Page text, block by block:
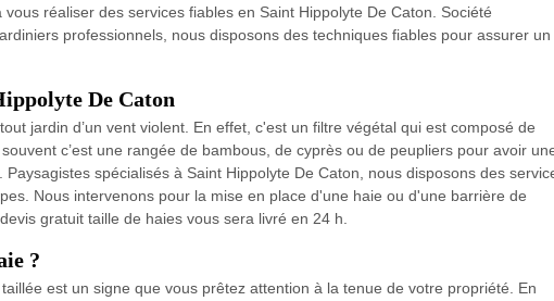
réaliser des services fiables en Saint Hippolyte De Caton. Société
professionnels, nous disposons des techniques fiables pour assurer un
De Caton
jardin d’un vent violent. En effet, c'est un filtre végétal qui est composé de
c’est une rangée de bambous, de cyprès ou de peupliers pour avoir
spécialisés à Saint Hippolyte De Caton, nous disposons des
Nous intervenons pour la mise en place d'une haie ou d'une barrière de
gratuit taille de haies vous sera livré en 24 h.
?
est un signe que vous prêtez attention à la tenue de votre propriété. En